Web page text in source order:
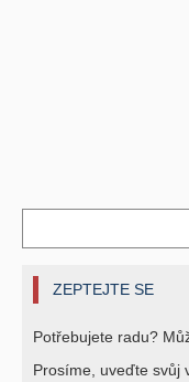
ZEPTEJTE SE
Potřebujete radu?
Prosíme, uveďte svůj